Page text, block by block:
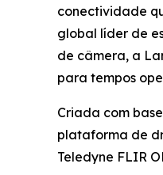
conectividade
global líder de
de câmera, a
para tempos
Criada com
plataforma de
Teledyne FLIR